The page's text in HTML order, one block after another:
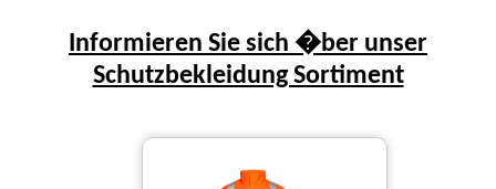
Informieren Sie sich �ber unser
Schutzbekleidung Sortiment